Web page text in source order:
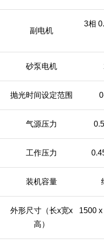
副电机
3相
砂泵电机
抛光时间设定范围
气源压力
工作压力
装机容量
外形尺寸（长x宽x
高）
1500